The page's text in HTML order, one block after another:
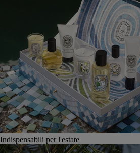
Indispensabili per l'estate